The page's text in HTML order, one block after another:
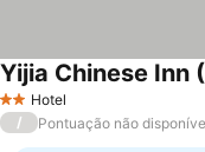
2 Estrelas
Hotel
Yijia Chinese Inn
/ Pontuação não